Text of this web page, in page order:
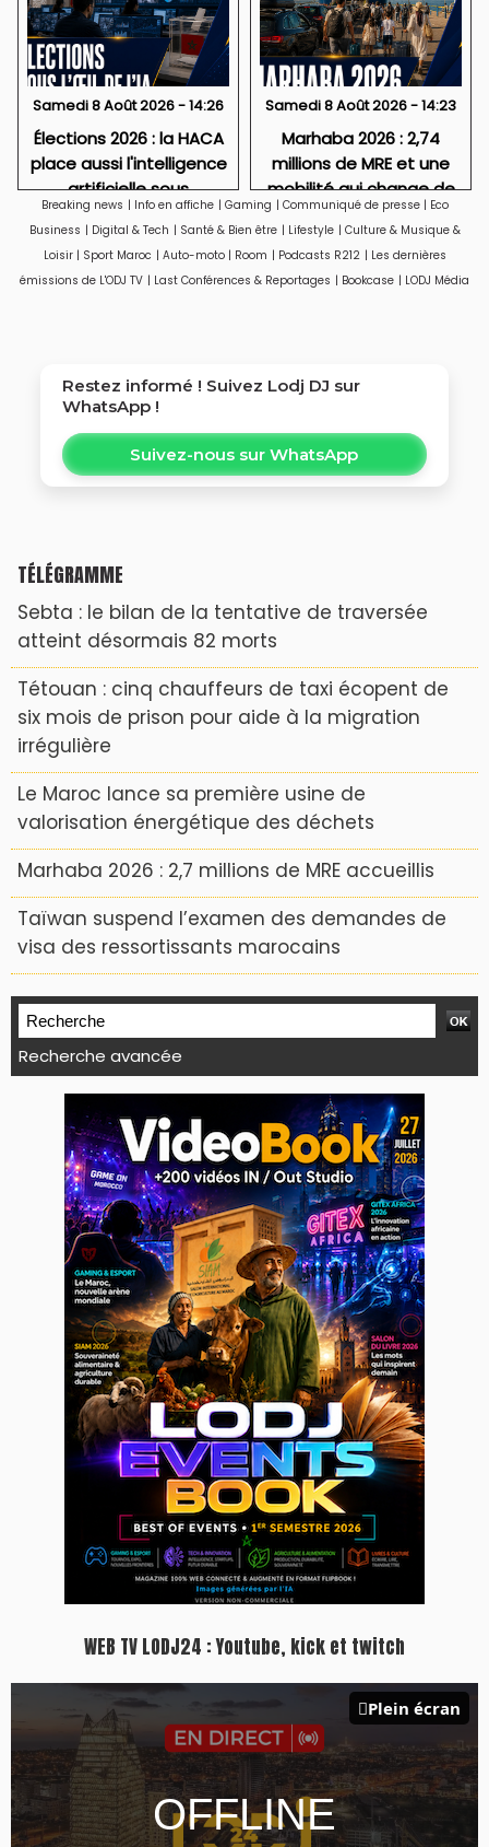
Samedi 8 Août 2026 - 14:26
Élections 2026 : la HACA
place aussi l'intelligence
artificielle sous
surveillance
Samedi 8 Août 2026 - 14:23
Marhaba 2026 : 2,74
millions de MRE et une
mobilité qui change de
visage
Breaking news | Info en affiche | Gaming | Communiqué de presse | Eco
Business | Digital & Tech | Santé & Bien être | Lifestyle | Culture & Musique &
Loisir | Sport Maroc | Auto-moto | Room | Podcasts R212 | Les dernières
émissions de L'ODJ TV | Last Conférences & Reportages | Bookcase | LODJ Média
Restez informé ! Suivez Lodj DJ sur
WhatsApp !
Suivez-nous sur WhatsApp
TÉLÉGRAMME
Sebta : le bilan de la tentative de traversée
atteint désormais 82 morts
Tétouan : cinq chauffeurs de taxi écopent de
six mois de prison pour aide à la migration
irrégulière
Le Maroc lance sa première usine de
valorisation énergétique des déchets
Marhaba 2026 : 2,7 millions de MRE accueillis
Taïwan suspend l’examen des demandes de
visa des ressortissants marocains
Recherche avancée
WEB TV LODJ24 : Youtube, kick et twitch
Plein écran